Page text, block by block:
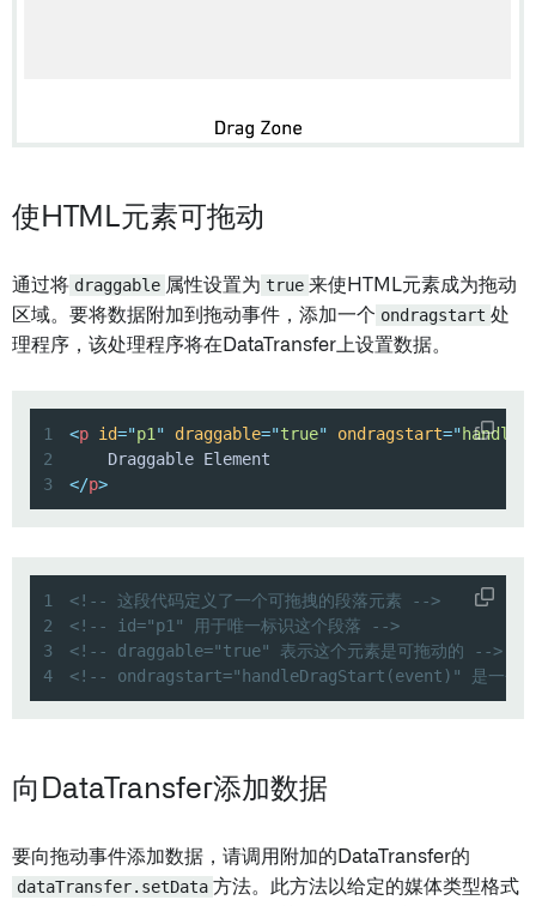
使HTML元素可拖动
通过将 draggable 属性设置为 true 来使HTML元素成为拖动
区域。要将数据附加到拖动事件，添加一个 ondragstart 处
理程序，该处理程序将在DataTransfer上设置数据。
1 <p id="p1 " draggable="true" ondragstart="
2
3
</p>
1
<!-- 这段代码定义了一个可拖拽的段落元素 -->
2
<!-- id="p1" 用于唯一标识这个段落 -->
3
<!-- draggable="true" 表示这个元素是可拖动的 -->
4
<!-- ondragstart="handleDragStart(event)" 是一个事
向DataTransfer添加数据
要向拖动事件添加数据，请调用附加的DataTransfer的
dataTransfer.setData 方法。此方法以给定的媒体类型格式